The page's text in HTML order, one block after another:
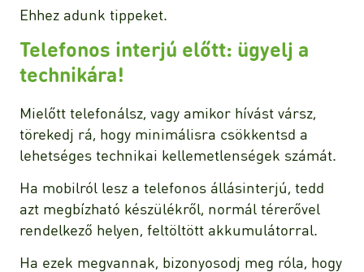
Ehhez adunk tippeket.
Telefonos interjú előtt: ügyelj a
technikára!
Mielőtt telefonálsz, vagy amikor hívást vársz,
törekedj rá, hogy minimálisra csökkentsd a
lehetséges technikai kellemetlenségek számát.
Ha mobilról lesz a telefonos állásinterjú, tedd
azt megbízható készülékről, normál térerővel
rendelkező helyen, feltöltött akkumulátorral.
Ha ezek megvannak, bizonyosodj meg róla, hogy